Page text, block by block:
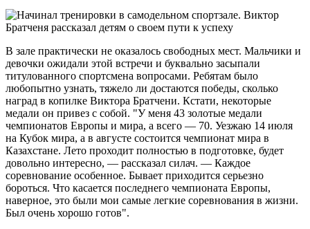
В зале практически не оказалось свободных мест. Мальчики и
девочки ожидали этой встречи и буквально засыпали
титулованного спортсмена вопросами. Ребятам было
любопытно узнать, тяжело ли достаются победы, сколько
наград в копилке Виктора Братчени. Кстати, некоторые
медали он привез с собой. "У меня 43 золотые медали
чемпионатов Европы и мира, а всего — 70. Уезжаю 14 июля
на Кубок мира, а в августе состоится чемпионат мира в
Казахстане. Лето проходит полностью в подготовке, будет
довольно интересно, — рассказал силач. — Каждое
соревнование особенное. Бывает приходится серьезно
бороться. Что касается последнего чемпионата Европы,
наверное, это были мои самые легкие соревнования в жизни.
Был очень хорошо готов".